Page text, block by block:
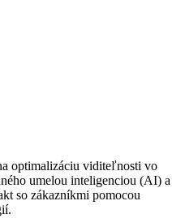
optimalizáciu viditeľnosti vo
umelou inteligenciou (AI) a
so zákazníkmi pomocou